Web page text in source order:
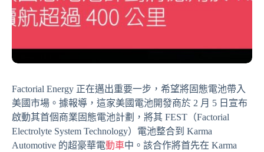
Factorial Energy 正在邁出重要一步，希望將固態電池帶入
美國市場。據報導，這家美國電池開發商於 2 月 5 日宣布
啟動其首個商業固態電池計劃，將其 FEST（Factorial
Electrolyte System Technology）電池整合到 Karma
Automotive 的超豪華電動車中。該合作將首先在 Karma